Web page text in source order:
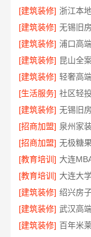
[建筑装修]
[建筑装修]
[建筑装修] 浦口高
[建筑装修]
[建筑装修]
[生活服务]
[建筑装修]
[招商加盟]
[招商加盟] 无极糖
[教育培训] 大连
[教育培训]
[建筑装修]
[建筑装修]
[建筑装修] 百年米